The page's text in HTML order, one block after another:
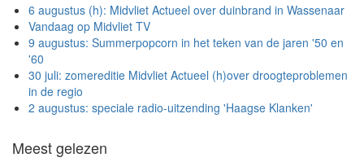
6 augustus (h): Midvliet Actueel over duinbrand in Wassenaar
Vandaag op Midvliet TV
9 augustus: Summerpopcorn in het teken van de jaren '50 en
'60
30 juli: zomereditie Midvliet Actueel (h)over droogteproblemen
in de regio
2 augustus: speciale radio-uitzending 'Haagse Klanken'
Meest gelezen